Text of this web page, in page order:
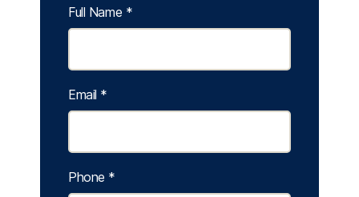
Full Name *
Email *
Phone *